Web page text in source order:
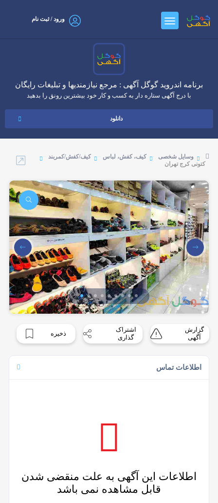
ورود / ثبت نام
برنامه اندروید گوگل آگهی : مرجع نیازمندیها و تبلیغات رایگان
با درج آگهی ستاره دار به کسب و کار خود بیشترین رونق را بدهید
دانلود
وسایل شخصی کیف، کفش، لباس
کیف/کفش/کمربند
کتونی کرج تهران
گزارش
آگهی
اشتراک
گذاری
ذخیره
اطلاعات تماس
اطلاعات این آگهی به علت منقضی شدن
قابل مشاهده نمی باشد